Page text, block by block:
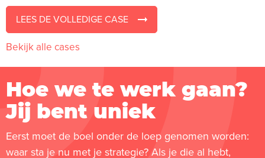
LEES DE VOLLEDIGE CASE
Bekijk alle cases
Hoe we te werk gaan?
Jij bent uniek
Eerst moet de boel onder de loep genomen worden:
waar sta je nu met je strategie? Als je die al hebt,